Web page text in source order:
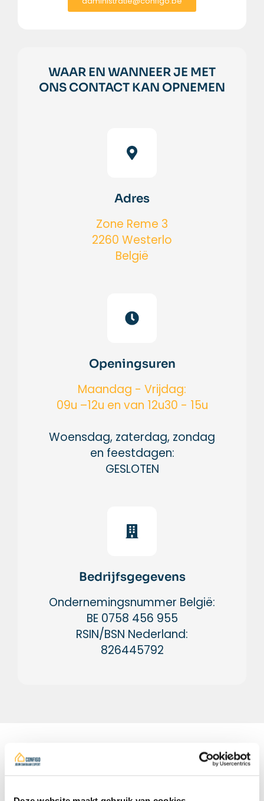
WAAR EN WANNEER JE MET
ONS CONTACT KAN OPNEMEN
Adres
Zone Reme 3
2260 Westerlo
België
Openingsuren
Maandag - Vrijdag:
09u –12u en van 12u30 - 15u
Woensdag, zaterdag, zondag
en feestdagen:
GESLOTEN
Bedrijfsgegevens
Ondernemingsnummer België:
BE 0758 456 955
RSIN/BSN Nederland:
826445792